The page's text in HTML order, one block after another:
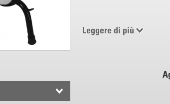
Leggere di più